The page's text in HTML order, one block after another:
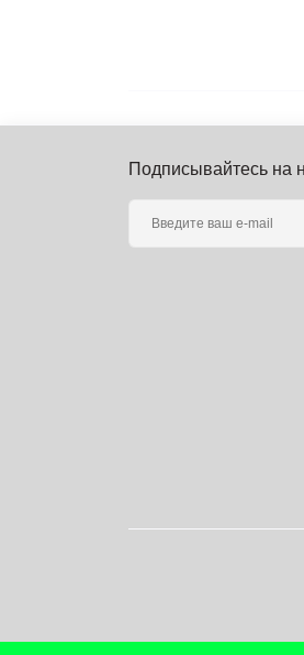
Подписывайтесь на